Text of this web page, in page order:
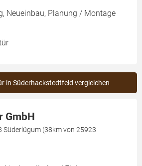
Neueinbau, Planung / Montage
in Süderhackstedtfeld vergleichen
GmbH
Süderlügum (38km von 25923